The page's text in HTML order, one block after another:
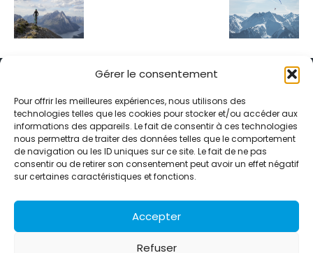
Gérer le consentement
Pour offrir les meilleures expériences, nous utilisons des
technologies telles que les cookies pour stocker et/ou accéder aux
informations des appareils. Le fait de consentir à ces technologies
nous permettra de traiter des données telles que le comportement
de navigation ou les ID uniques sur ce site. Le fait de ne pas
consentir ou de retirer son consentement peut avoir un effet négatif
sur certaines caractéristiques et fonctions.
Accepter
Refuser
Alternative Média est une agence de relations presse et de
relations publiques basée à Grenoble. Depuis 1995, elle conçoit et
pilote des stratégies de visibilité en France et à l’international
grâce à un réseau d’agences partenaires.